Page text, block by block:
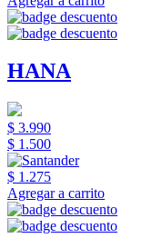
HANA
$ 3.990
$ 1.500
$ 1.275
Agregar a carrito